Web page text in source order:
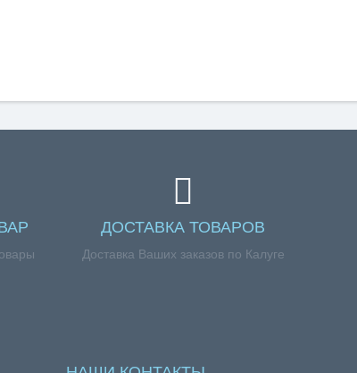
ДОСТАВКА ТОВАРОВ
Доставка Ваших заказов по Калуге